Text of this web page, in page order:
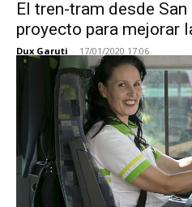
El tren-tram desde
proyecto para mejorar
Dux Garuti - 17/01/2020 17:06